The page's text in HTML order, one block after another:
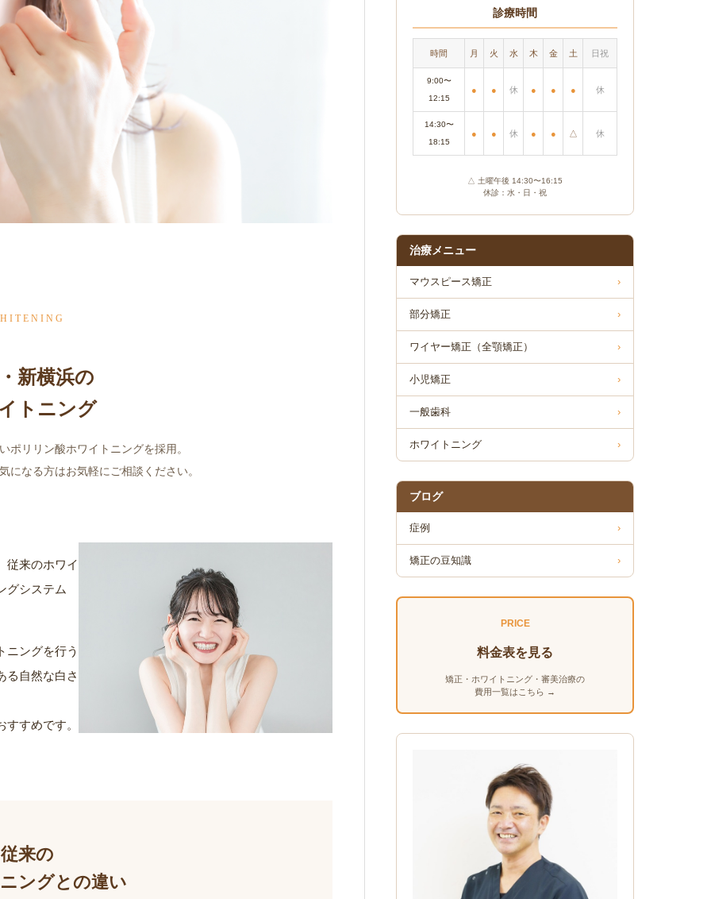
新横浜の
トニング
ポリリン酸ホワイトニングを採用。
になる方はお気軽にご相談ください。
従来のホワイ
グシステム
ニングを行う
る自然な白さ
すめです。
従来の
ングとの違い
診療時間
時間 月 火 水 木 金 土 日祝
9:00〜
12:15
● ● 休 ● ● ● 休
14:30〜
18:15
● ● 休 ● ● △ 休
△ 土曜午後 14:30〜16:15
休診：水・日・祝
治療メニュー
マウスピース矯正 ›
部分矯正 ›
ワイヤー矯正（全顎矯正） ›
小児矯正 ›
一般歯科 ›
ホワイトニング ›
ブログ
症例 ›
矯正の豆知識 ›
PRICE
料金表を見る
矯正・ホワイトニング・審美治療の
費用一覧はこちら →